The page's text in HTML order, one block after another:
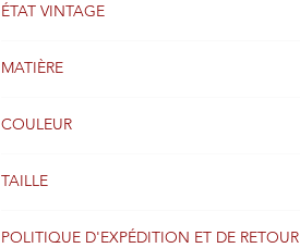
ÉTAT VINTAGE
MATIÈRE
COULEUR
TAILLE
POLITIQUE D'EXPÉDITION ET DE RETOUR